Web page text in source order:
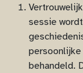
sessie
behandeld.